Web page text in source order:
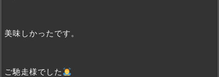
美味しかったです。
ご馳走様でした